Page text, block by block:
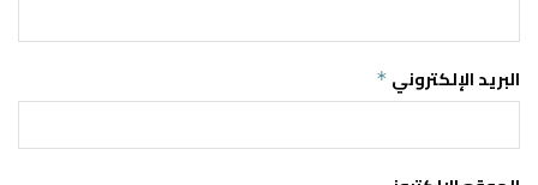
البريد الإلكتروني *